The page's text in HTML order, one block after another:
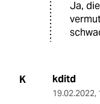
Ja,
K kditd
19.02.2022,